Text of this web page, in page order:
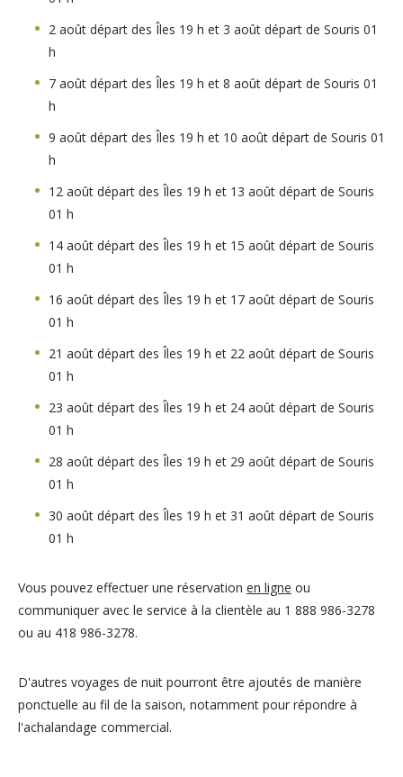
2 août départ des Îles 19 h et 3 août départ de Souris 01
h
7 août départ des Îles 19 h et 8 août départ de Souris 01
h
9 août départ des Îles 19 h et 10 août départ de Souris 01
h
12 août départ des Îles 19 h et 13 août départ de Souris
01 h
14 août départ des Îles 19 h et 15 août départ de Souris
01 h
16 août départ des Îles 19 h et 17 août départ de Souris
01 h
21 août départ des Îles 19 h et 22 août départ de Souris
01 h
23 août départ des Îles 19 h et 24 août départ de Souris
01 h
28 août départ des Îles 19 h et 29 août départ de Souris
01 h
30 août départ des Îles 19 h et 31 août départ de Souris
01 h
Vous pouvez effectuer une réservation en ligne ou
communiquer avec le service à la clientèle au 1 888 986-3278
ou au 418 986-3278.
D'autres voyages de nuit pourront être ajoutés de manière
ponctuelle au fil de la saison, notamment pour répondre à
l'achalandage commercial.